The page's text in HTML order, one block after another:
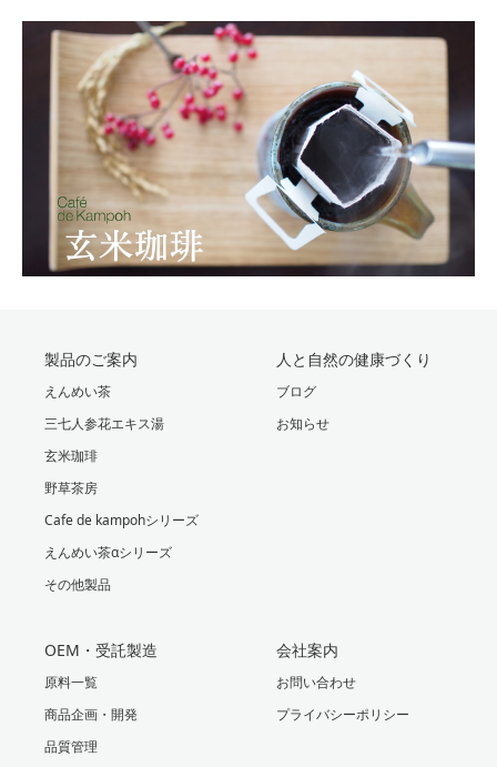
製品のご案内
えんめい茶
三七人参花エキス湯
玄米珈琲
野草茶房
Cafe de kampohシリーズ
えんめい茶αシリーズ
その他製品
人と自然の健康づくり
ブログ
お知らせ
OEM・受託製造
原料一覧
商品企画・開発
品質管理
会社案内
お問い合わせ
プライバシーポリシー